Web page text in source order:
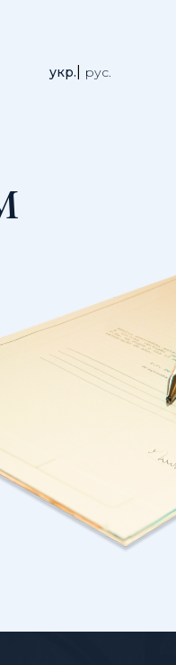
укр. рус.